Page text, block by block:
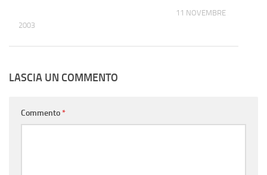
11 NOVEMBRE 2003
2003
LASCIA UN COMMENTO
Commento*